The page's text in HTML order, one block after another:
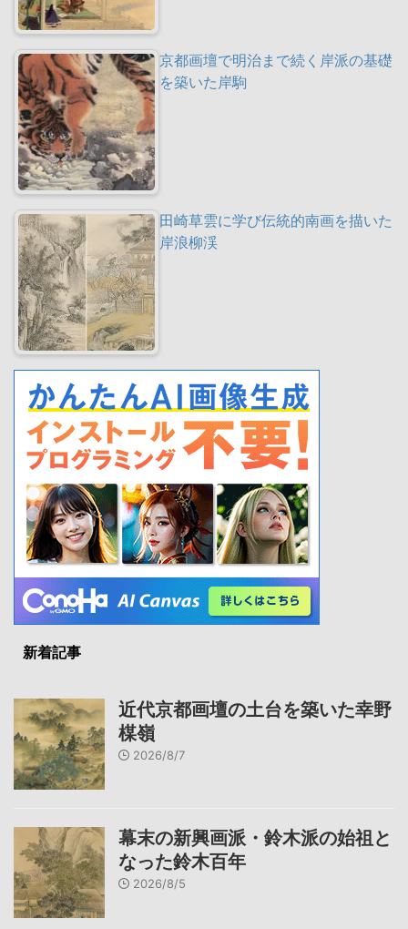
京都画壇で明治まで続く岸派の基礎
を築いた岸駒
田崎草雲に学び伝統的南画を描いた
岸浪柳渓
新着記事
近代京都画壇の土台を築いた幸野
楳嶺
2026/8/7
幕末の新興画派・鈴木派の始祖と
なった鈴木百年
2026/8/5